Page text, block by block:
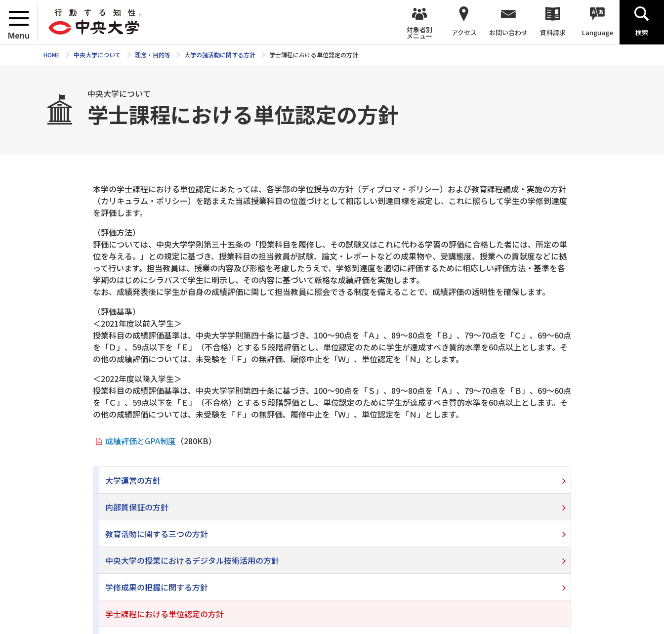
Menu
対象者別
メニュー アクセス お問い合わせ 資料請求 Language 検索
HOME 中央大学について 理念・目的等 大学の諸活動に関する方針 学士課程における単位認定の方針
中央大学について
学士課程における単位認定の方針
本学の学士課程における単位認定にあたっては、各学部の学位授与の方針（ディプロマ・ポリシー）および教育課程編成・実施の方針
（カリキュラム・ポリシー）を踏まえた当該授業科目の位置づけとして相応しい到達目標を設定し、これに照らして学生の学修到達度
を評価します。
（評価方法）
評価については、中央大学学則第三十五条の「授業科目を履修し、その試験又はこれに代わる学習の評価に合格した者には、所定の単
位を与える。」との規定に基づき、授業科目の担当教員が試験、論文・レポートなどの成果物や、受講態度、授業への貢献度などに拠
って行います。担当教員は、授業の内容及び形態を考慮したうえで、学修到達度を適切に評価するために相応しい評価方法・基準を各
学期のはじめにシラバスで学生に明示し、その内容に基づいて厳格な成績評価を実施します。
なお、成績発表後に学生が自身の成績評価に関して担当教員に照会できる制度を備えることで、成績評価の透明性を確保します。
（評価基準）
＜2021年度以前入学生＞
授業科目の成績評価基準は、中央大学学則第四十条に基づき、100～90点を「Ａ」、89～80点を「Ｂ」、79～70点を「Ｃ」、69～60点
を「Ｄ」、59点以下を「Ｅ」（不合格）とする５段階評価とし、単位認定のために学生が達成すべき質的水準を60点以上とします。そ
の他の成績評価については、未受験を「Ｆ」の無評価、履修中止を「Ｗ」、単位認定を「Ｎ」とします。
＜2022年度以降入学生＞
授業科目の成績評価基準は、中央大学学則第四十条に基づき、100～90点を「Ｓ」、89～80点を「Ａ」、79～70点を「Ｂ」、69～60点
を「Ｃ」、59点以下を「Ｅ」（不合格）とする５段階評価とし、単位認定のために学生が達成すべき質的水準を60点以上とします。そ
の他の成績評価については、未受験を「Ｆ」の無評価、履修中止を「Ｗ」、単位認定を「Ｎ」とします。
成績評価とGPA制度 （280KB）
大学運営の方針
内部質保証の方針
教育活動に関する三つの方針
中央大学の授業におけるデジタル技術活用の方針
学修成果の把握に関する方針
学士課程における単位認定の方針